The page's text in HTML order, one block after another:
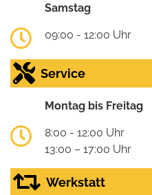
Samstag
09:00 - 12:00 Uhr
Service
Montag bis Freitag
8:00 - 12:00 Uhr
13:00 – 17:00 Uhr
Werkstatt